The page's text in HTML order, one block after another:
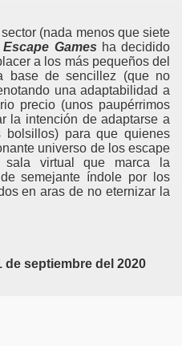
(nada menos que siete
Games ha decidido
a los más pequeños del
base de sencillez (que no
una adaptabilidad a
precio (unos paupérrimos
la intención de adaptarse a
para que quienes
universo de los escape
virtual que marca la
semejante índole por los
en aras de no eternizar la
de septiembre del 2020